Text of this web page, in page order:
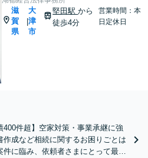
滋
賀
県
|
大
津
市
堅田駅から
徒歩4分
営業時間：本
日定休日
400件超】空家対策・事業承継に強
成など相続に関するお困りごとは
に臨み、依頼者さまにとって最善